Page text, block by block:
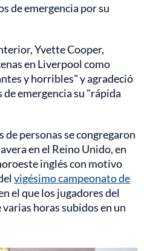
de emergencia por su
Yvette Cooper,
en Liverpool como
y horribles" y agradeció
de emergencia su "rápida
de personas se congregaron
en el Reino Unido, en
inglés con motivo
vigésimo campeonato de
el que los jugadores del
horas subidos en un